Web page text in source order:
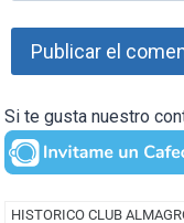
Si te gusta nuestro